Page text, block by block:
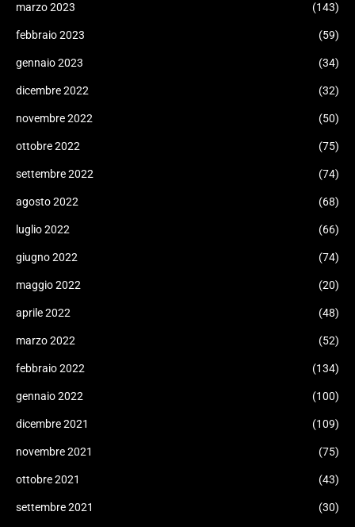
marzo 2023 (143)
febbraio 2023 (59)
gennaio 2023 (34)
dicembre 2022 (32)
novembre 2022 (50)
ottobre 2022 (75)
settembre 2022 (74)
agosto 2022 (68)
luglio 2022 (66)
giugno 2022 (74)
maggio 2022 (20)
aprile 2022 (48)
marzo 2022 (52)
febbraio 2022 (134)
gennaio 2022 (100)
dicembre 2021 (109)
novembre 2021 (75)
ottobre 2021 (43)
settembre 2021 (30)